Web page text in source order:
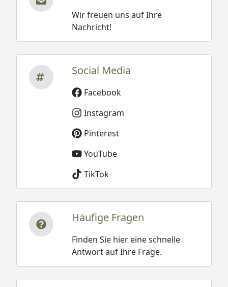
Wir freuen uns auf Ihre
Nachricht!
Social Media
Facebook
Instagram
Pinterest
YouTube
TikTok
Häufige Fragen
Finden Sie hier eine schnelle
Antwort auf Ihre Frage.